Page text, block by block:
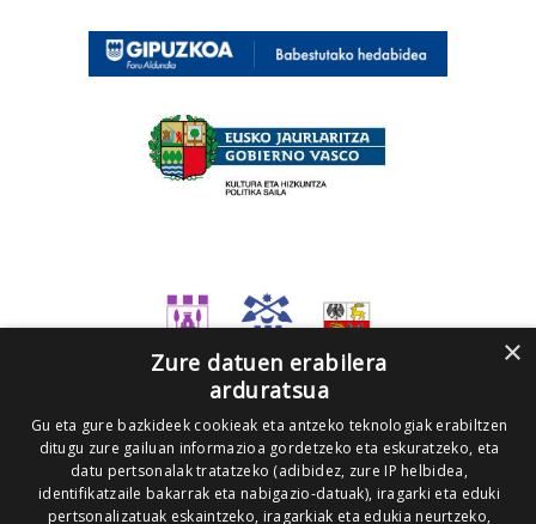
×
Zure datuen erabilera
arduratsua
Gu eta gure bazkideek cookieak eta antzeko teknologiak erabiltzen
ditugu zure gailuan informazioa gordetzeko eta eskuratzeko, eta
datu pertsonalak tratatzeko (adibidez, zure IP helbidea,
identifikatzaile bakarrak eta nabigazio-datuak), iragarki eta eduki
pertsonalizatuak eskaintzeko, iragarkiak eta edukia neurtzeko,